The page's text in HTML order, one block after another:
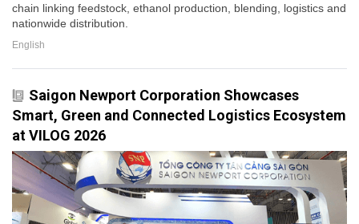
chain linking feedstock, ethanol production, blending, logistics and
nationwide distribution.
English
Saigon Newport Corporation Showcases
Smart, Green and Connected Logistics Ecosystem
at VILOG 2026